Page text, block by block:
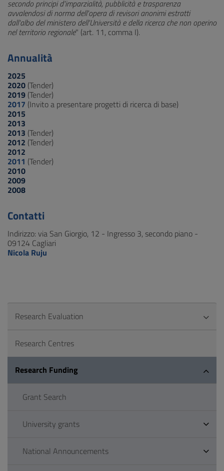
secondo principi d'imparzialità, pubblicità e trasparenza
avvalendosi di norma dell'opera di revisori anonimi estratti
dall'albo del ministero dell'Università e della ricerca che non operino
nel territorio regionale" (art. 11, comma I).
Annualità
2025
2020 (Tender)
2019 (Tender)
2017 (Invito a presentare progetti di ricerca di base)
2015
2013
2013 (Tender)
2012 (Tender)
2012
2011 (Tender)
2010
2009
2008
Contatti
Indirizzo: via San Giorgio, 12 - Ingresso 3, secondo piano -
09124 Cagliari
Nicola Ruju
Research Evaluation
Research Centres
Research Funding
Grant Search
University grants
National Announcements